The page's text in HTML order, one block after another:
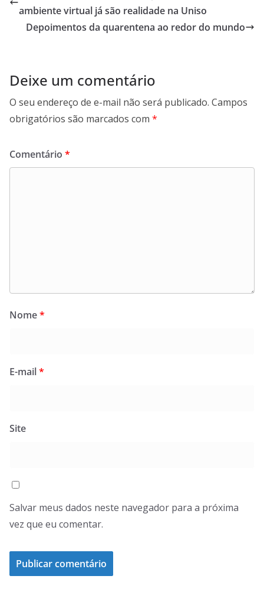
ambiente virtual já são realidade na Uniso
Depoimentos da quarentena ao redor do mundo
Deixe um comentário
O seu endereço de e-mail não será publicado. Campos
obrigatórios são marcados com *
Comentário *
Nome*
E-mail*
Site
Salvar meus dados neste navegador para a próxima
vez que eu comentar.